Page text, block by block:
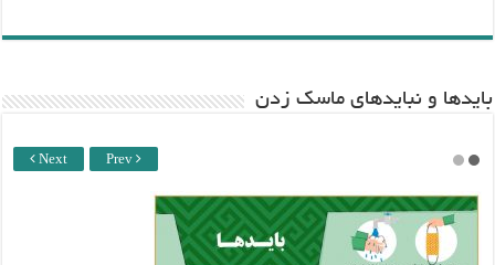
باید‌ها و نبایدهای ماسک زدن
Next Prev